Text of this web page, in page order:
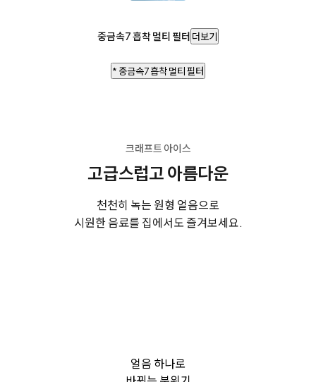
중금속7 흡착 멀티 필터 더보기
* 중금속7 흡착 멀티 필터
크래프트 아이스
고급스럽고 아름다운
천천히 녹는 원형 얼음으로
시원한 음료를 집에서도 즐겨보세요.
얼음 하나로